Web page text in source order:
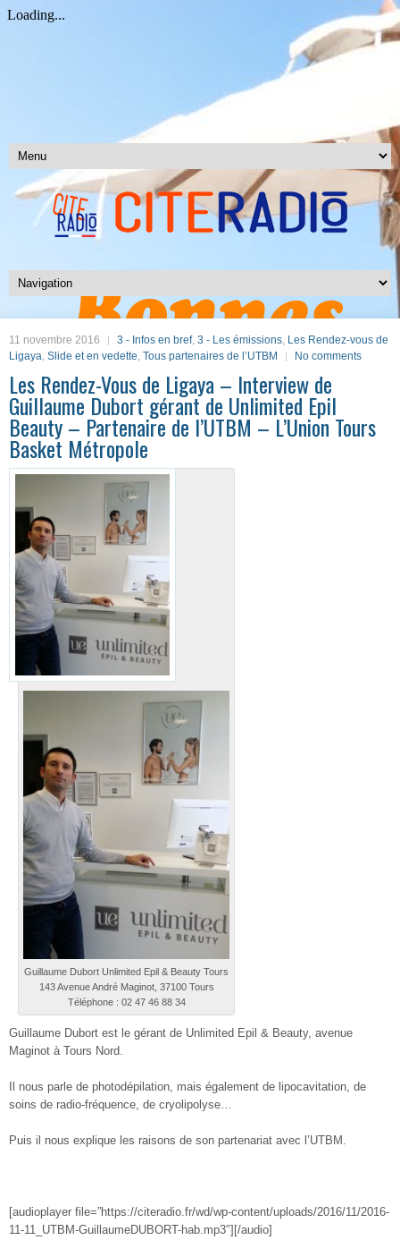
11 novembre 2016 3 - Infos en bref, 3 - Les émissions, Les Rendez-vous de
Ligaya, Slide et en vedette, Tous partenaires de l’UTBM No comments
Les Rendez-Vous de Ligaya – Interview de
Guillaume Dubort gérant de Unlimited Epil
Beauty – Partenaire de l’UTBM – L’Union Tours
Basket Métropole
Guillaume Dubort Unlimited Epil & Beauty Tours
143 Avenue André Maginot, 37100 Tours
Téléphone : 02 47 46 88 34
Guillaume Dubort est le gérant de Unlimited Epil & Beauty, avenue
Maginot à Tours Nord.
Il nous parle de photodépilation, mais également de lipocavitation, de
soins de radio-fréquence, de cryolipolyse…
Puis il nous explique les raisons de son partenariat avec l’UTBM.
[audioplayer file=”https://citeradio.fr/wd/wp-content/uploads/2016/11/2016-
11-11_UTBM-GuillaumeDUBORT-hab.mp3″][/audio]